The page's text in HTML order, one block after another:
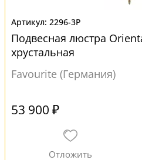
2296-3P
Подвесная люстра
хрустальная
Favourite (Германия)
53 900 ₽